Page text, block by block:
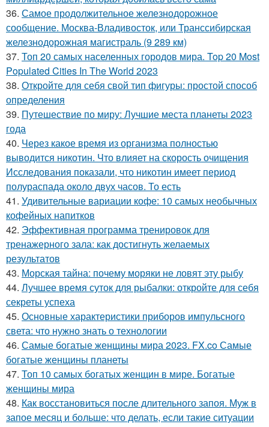
36. Самое продолжительное железнодорожное
сообщение. Москва-Владивосток, или Транссибирская
железнодорожная магистраль (9 289 км)
37. Топ 20 самых населенных городов мира. Top 20 Most
Populated Cities In The World 2023
38. Откройте для себя свой тип фигуры: простой способ
определения
39. Путешествие по миру: Лучшие места планеты 2023
года
40. Через какое время из организма полностью
выводится никотин. Что влияет на скорость очищения
Исследования показали, что никотин имеет период
полураспада около двух часов. То есть
41. Удивительные вариации кофе: 10 самых необычных
кофейных напитков
42. Эффективная программа тренировок для
тренажерного зала: как достигнуть желаемых
результатов
43. Морская тайна: почему моряки не ловят эту рыбу
44. Лучшее время суток для рыбалки: откройте для себя
секреты успеха
45. Основные характеристики приборов импульсного
света: что нужно знать о технологии
46. Самые богатые женщины мира 2023. FX.co Самые
богатые женщины планеты
47. Топ 10 самых богатых женщин в мире. Богатые
женщины мира
48. Как восстановиться после длительного запоя. Муж в
запое месяц и больше: что делать, если такие ситуации